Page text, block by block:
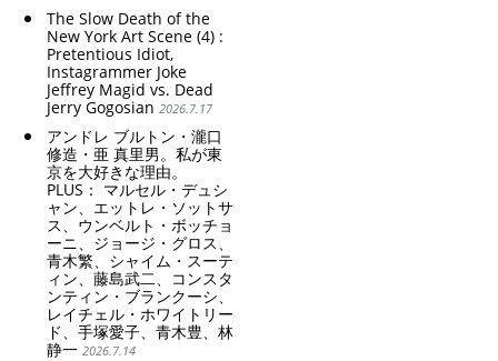
The Slow Death of the
New York Art Scene (4) :
Pretentious Idiot,
Instagrammer Joke
Jeffrey Magid vs. Dead
Jerry Gogosian 2026.7.17
アンドレ ブルトン・瀧口
修造・亜 真里男。私が東
京を大好きな理由。
PLUS： マルセル・デュシ
ャン、エットレ・ソットサ
ス、ウンベルト・ボッチョ
ーニ、ジョージ・グロス、
青木繁、シャイム・スーテ
ィン、藤島武二、コンスタ
ンティン・ブランクーシ、
レイチェル・ホワイトリー
ド、手塚愛子、青木豊、林
静一 2026.7.14